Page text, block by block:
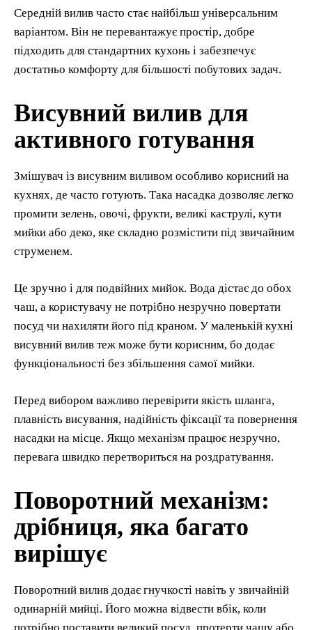
Середній вилив часто стає найбільш універсальним
варіантом. Він не перевантажує простір, добре
підходить для стандартних кухонь і забезпечує
достатньо комфорту для більшості побутових задач.
Висувний вилив для
активного готування
Змішувач із висувним виливом особливо корисний на
кухнях, де часто готують. Така насадка дозволяє легко
промити зелень, овочі, фрукти, великі каструлі, кути
мийки або деко, яке складно розмістити під звичайним
струменем.
Це зручно і для подвійних мийок. Вода дістає до обох
чаш, а користувачу не потрібно незручно повертати
посуд чи нахиляти його під краном. У маленькій кухні
висувний вилив теж може бути корисним, бо додає
функціональності без збільшення самої мийки.
Перед вибором важливо перевірити якість шланга,
плавність висування, надійність фіксації та повернення
насадки на місце. Якщо механізм працює незручно,
перевага швидко перетвориться на роздратування.
Поворотний механізм:
дрібниця, яка багато
вирішує
Поворотний вилив додає гнучкості навіть у звичайній
одинарній мийці. Його можна відвести вбік, коли
потрібно поставити великий посуд, протерти чашу або